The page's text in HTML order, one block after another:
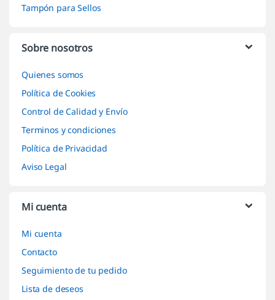
Tampón para Sellos
Sobre nosotros
Quienes somos
Política de Cookies
Control de Calidad y Envío
Terminos y condiciones
Política de Privacidad
Aviso Legal
Mi cuenta
Mi cuenta
Contacto
Seguimiento de tu pedido
Lista de deseos